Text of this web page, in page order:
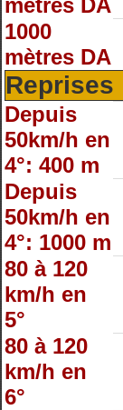
mètres DA
1000
mètres DA
Reprises
Depuis
50km/h en
4°: 400 m
Depuis
50km/h en
4°: 1000 m
80 à 120
km/h en
5°
80 à 120
km/h en
6°